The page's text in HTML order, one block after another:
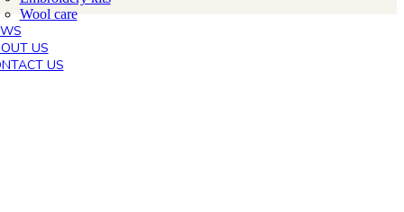
Wool care
US
US